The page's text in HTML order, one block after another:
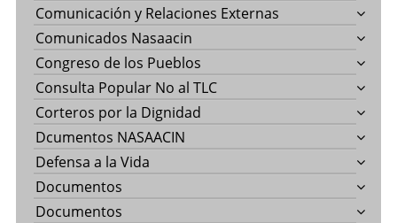
Comunicación y Relaciones Externas
Comunicados Nasaacin
Congreso de los Pueblos
Consulta Popular No al TLC
Corteros por la Dignidad
Dcumentos NASAACIN
Defensa a la Vida
Documentos
Documentos